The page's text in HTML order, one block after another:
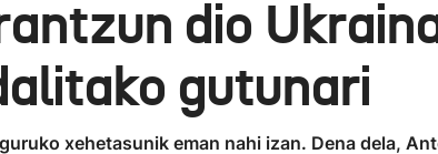
dio
gutunari
xehetasunik eman nahi izan. Dena dela,